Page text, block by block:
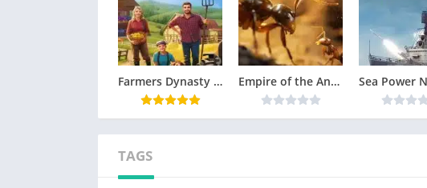
Farmers Dynasty 2 Télécharger jeu PC Empire of the Ants Télécharger jeu PC
TAGS